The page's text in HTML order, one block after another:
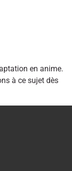
en anime.
à ce sujet dès